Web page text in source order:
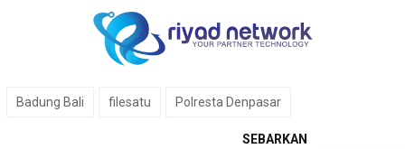
Badung Bali filesatu Polresta Denpasar
SEBARKAN